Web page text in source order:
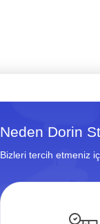
Neden Dorin
Bizleri tercih etmeniz